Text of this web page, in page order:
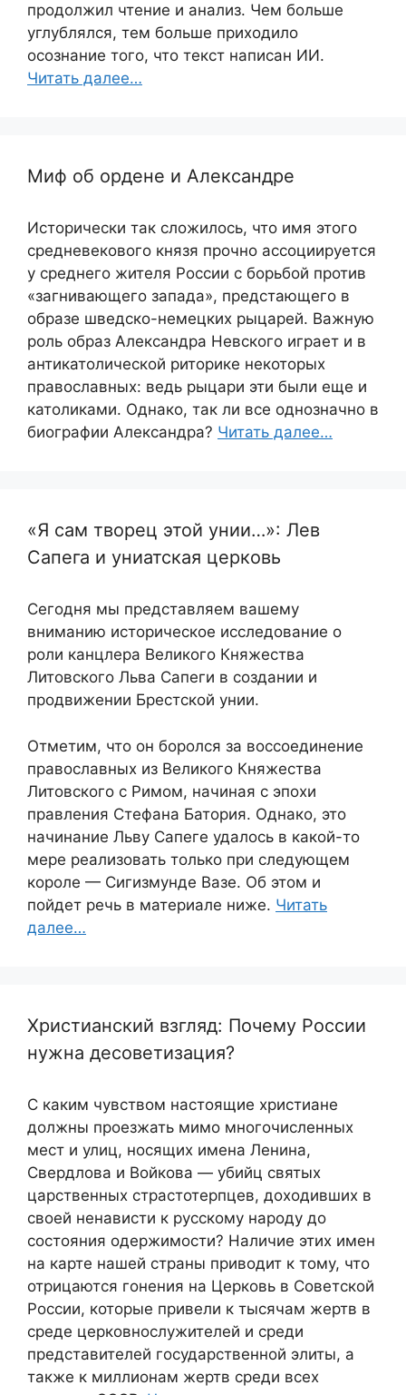
продолжил чтение и анализ. Чем больше
углублялся, тем больше приходило
осознание того, что текст написан ИИ.
Читать далее…
Миф об ордене и Александре
Исторически так сложилось, что имя этого
средневекового князя прочно ассоциируется
у среднего жителя России с борьбой против
«загнивающего запада», предстающего в
образе шведско-немецких рыцарей. Важную
роль образ Александра Невского играет и в
антикатолической риторике некоторых
православных: ведь рыцари эти были еще и
католиками. Однако, так ли все однозначно в
биографии Александра? Читать далее…
«Я сам творец этой унии…»: Лев
Сапега и униатская церковь
Сегодня мы представляем вашему
вниманию историческое исследование о
роли канцлера Великого Княжества
Литовского Льва Сапеги в создании и
продвижении Брестской унии.
Отметим, что он боролся за воссоединение
православных из Великого Княжества
Литовского с Римом, начиная с эпохи
правления Стефана Батория. Однако, это
начинание Льву Сапеге удалось в какой-то
мере реализовать только при следующем
короле — Сигизмунде Вазе. Об этом и
пойдет речь в материале ниже. Читать
далее…
Христианский взгляд: Почему России
нужна десоветизация?
С каким чувством настоящие христиане
должны проезжать мимо многочисленных
мест и улиц, носящих имена Ленина,
Свердлова и Войкова — убийц святых
царственных страстотерпцев, доходивших в
своей ненависти к русскому народу до
состояния одержимости? Наличие этих имен
на карте нашей страны приводит к тому, что
отрицаются гонения на Церковь в Советской
России, которые привели к тысячам жертв в
среде церковнослужителей и среди
представителей государственной элиты, а
также к миллионам жертв среди всех